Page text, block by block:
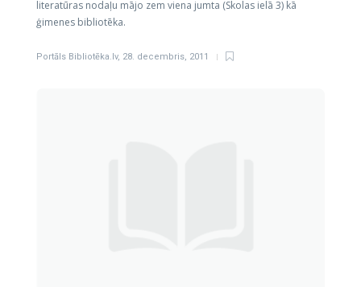
literatūras nodaļu mājo zem viena jumta (Skolas ielā 3) kā
ģimenes bibliotēka.
Portāls Bibliotēka.lv, 28. decembris, 2011